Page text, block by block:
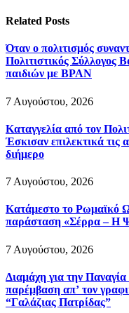
Related Posts
Όταν ο πολιτισμός
Πολιτιστικός Σύλλογος
παιδιών με BPAN
7 Αυγούστου, 2026
Καταγγελία από τον
Έσκισαν επιλεκτικά τις
διήμερο
7 Αυγούστου, 2026
Κατάμεστο το Ρωμαϊκό
παράσταση «Σέρρα – Η
7 Αυγούστου, 2026
Διαμάχη για την
παρέμβαση απ’ τον
“Γαλάζιας Πατρίδας”